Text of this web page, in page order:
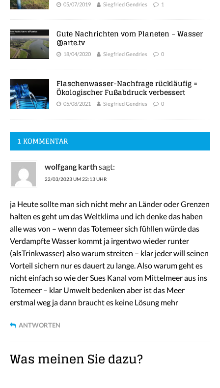
05/07/2019 Siegfried Gendries 1
Gute Nachrichten vom Planeten – Wasser
@arte.tv
18/04/2020 Siegfried Gendries 0
Flaschenwasser-Nachfrage rückläufig =
Ökologischer Fußabdruck verbessert
05/08/2021 Siegfried Gendries 0
1 KOMMENTAR
wolfgang karthsagt:
22/03/2023 UM 22:13 UHR
ja Heute sollte man sich nicht mehr an Länder oder Grenzen
halten es geht um das Weltklima und ich denke das haben
alle was von – wenn das Totemeer sich fühllen würde das
Verdampfte Wasser kommt ja irgentwo wieder runter
(alsTrinkwasser) also warum streiten – klar jeder will seinen
Vorteil sichern nur es dauert zu lange. Also warum geht es
nicht einfach so wie der Sues Kanal vom Mittelmeer aus ins
Totemeer – klar Umwelt bedenken aber ist das Meer
erstmal weg ja dann braucht es keine Lösung mehr
ANTWORTEN
Was meinen Sie dazu?